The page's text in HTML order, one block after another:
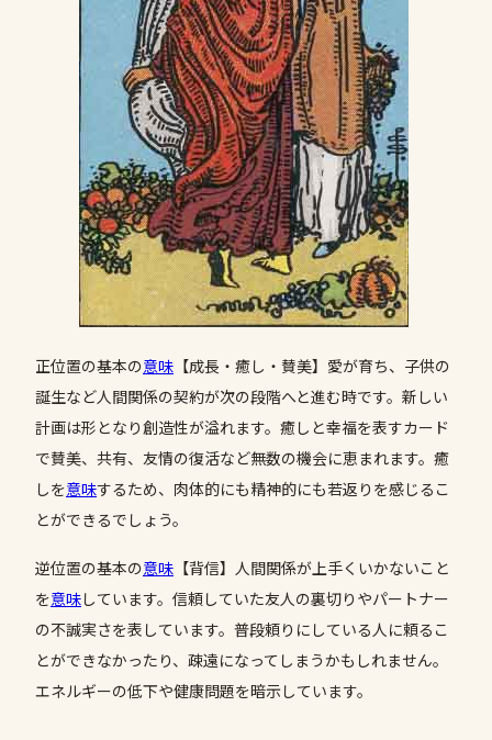
正位置の基本の意味 【成長・癒し・賛美】愛が育ち、子供の
誕生など人間関係の契約が次の段階へと進む時です。新しい
計画は形となり創造性が溢れます。癒しと幸福を表すカード
で賛美、共有、友情の復活など無数の機会に恵まれます。癒
しを意味するため、肉体的にも精神的にも若返りを感じるこ
とができるでしょう。
逆位置の基本の意味 【背信】人間関係が上手くいかないこと
を意味しています。信頼していた友人の裏切りやパートナー
の不誠実さを表しています。普段頼りにしている人に頼るこ
とができなかったり、疎遠になってしまうかもしれません。
エネルギーの低下や健康問題を暗示しています。